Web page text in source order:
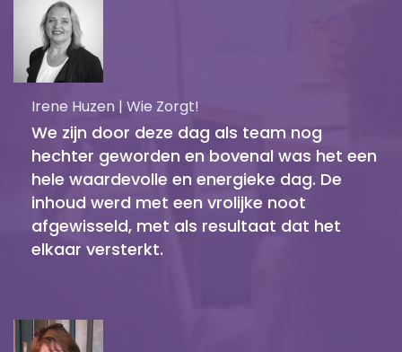
Irene Huzen | Wie Zorgt!
We zijn door deze dag als team nog
hechter geworden en bovenal was het een
hele waardevolle en energieke dag. De
inhoud werd met een vrolijke noot
afgewisseld, met als resultaat dat het
elkaar versterkt.